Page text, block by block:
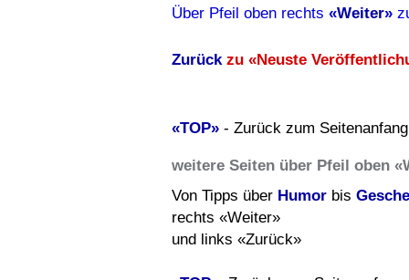
Über Pfeil oben rechts «Weiter»
Zurück zu «Neuste
«TOP» - Zurück zum
weitere Seiten über Pfeil oben
Von Tipps über Humor bis
rechts «Weiter»
und links «Zurück»